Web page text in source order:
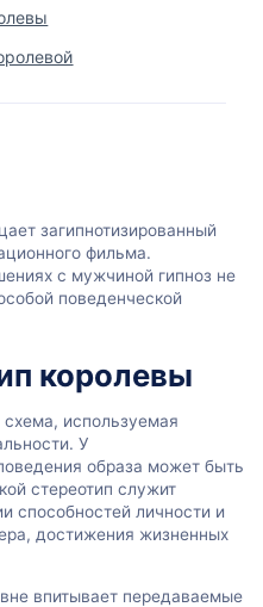
загипнотизированный
фильма.
с мужчиной гипноз не
поведенческой
королевы
схема, используемая
У
образа может быть
стереотип служит
способностей личности и
достижения жизненных
впитывает передаваемые